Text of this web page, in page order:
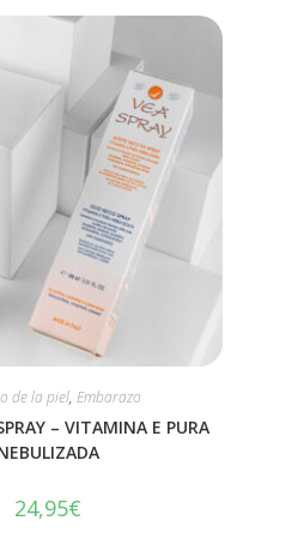
de la piel, Embarazo
– VITAMINA E PURA
24,95€